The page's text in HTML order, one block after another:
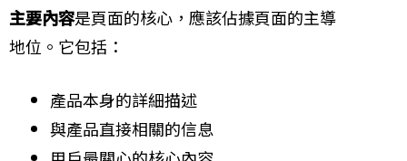
主要內容是頁面的核心，應該佔據頁面的主導
地位。它包括：
產品本身的詳細描述
與產品直接相關的信息